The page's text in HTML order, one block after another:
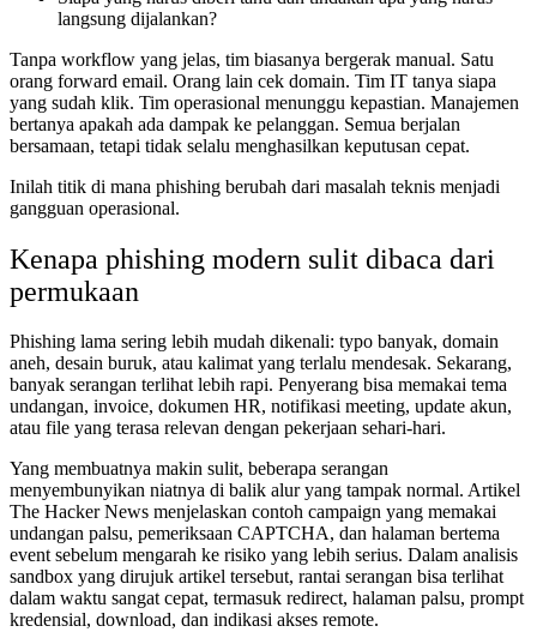
langsung dijalankan?
Tanpa workflow yang jelas, tim biasanya bergerak manual. Satu
orang forward email. Orang lain cek domain. Tim IT tanya siapa
yang sudah klik. Tim operasional menunggu kepastian. Manajemen
bertanya apakah ada dampak ke pelanggan. Semua berjalan
bersamaan, tetapi tidak selalu menghasilkan keputusan cepat.
Inilah titik di mana phishing berubah dari masalah teknis menjadi
gangguan operasional.
Kenapa phishing modern sulit dibaca dari
permukaan
Phishing lama sering lebih mudah dikenali: typo banyak, domain
aneh, desain buruk, atau kalimat yang terlalu mendesak. Sekarang,
banyak serangan terlihat lebih rapi. Penyerang bisa memakai tema
undangan, invoice, dokumen HR, notifikasi meeting, update akun,
atau file yang terasa relevan dengan pekerjaan sehari-hari.
Yang membuatnya makin sulit, beberapa serangan
menyembunyikan niatnya di balik alur yang tampak normal. Artikel
The Hacker News menjelaskan contoh campaign yang memakai
undangan palsu, pemeriksaan CAPTCHA, dan halaman bertema
event sebelum mengarah ke risiko yang lebih serius. Dalam analisis
sandbox yang dirujuk artikel tersebut, rantai serangan bisa terlihat
dalam waktu sangat cepat, termasuk redirect, halaman palsu, prompt
kredensial, download, dan indikasi akses remote.